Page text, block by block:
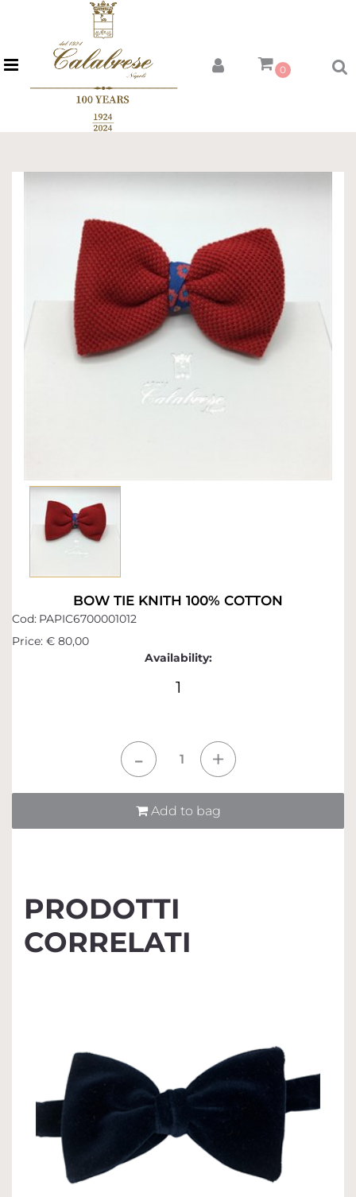
Open menu 0
BOW TIE KNITH 100% COTTON
Cod: PAPIC6700001012
Price: € 80,00
Availability:
1
Add to bag
PRODOTTI
CORRELATI